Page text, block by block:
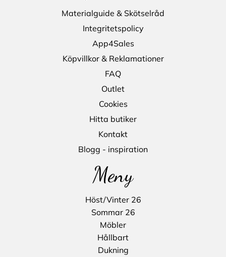
Materialguide & Skötselråd
Integritetspolicy
App4Sales
Köpvillkor & Reklamationer
FAQ
Outlet
Cookies
Hitta butiker
Kontakt
Blogg - inspiration
Meny
Höst/Vinter 26
Sommar 26
Möbler
Hållbart
Dukning